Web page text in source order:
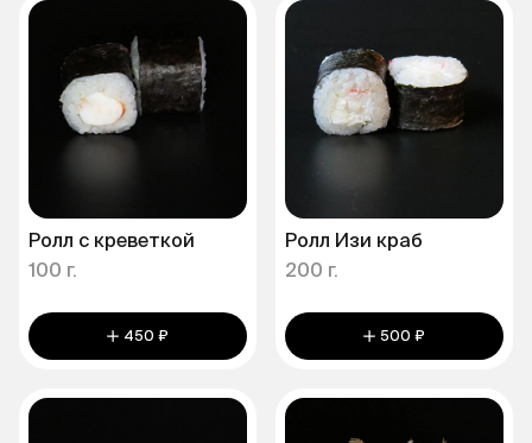
Ролл с креветкой
100 г.
450 ₽
Ролл Изи краб
200 г.
500 ₽